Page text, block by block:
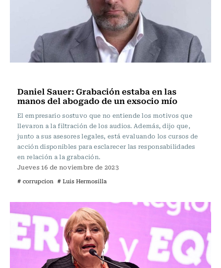
Daniel Sauer: Grabación estaba en las
manos del abogado de un exsocio mío
El empresario sostuvo que no entiende los motivos que
llevaron a la filtración de los audios. Además, dijo que,
junto a sus asesores legales, está evaluando los cursos de
acción disponibles para esclarecer las responsabilidades
en relación a la grabación.
Jueves 16 de noviembre de 2023
# corrupcion # Luis Hermosilla